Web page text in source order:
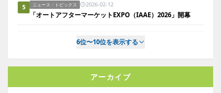
5 ニュース・トピックス 2026-02-12
「オートアフターマーケットEXPO（IAAE）2026」開幕
6位〜10位を表示する
アーカイブ